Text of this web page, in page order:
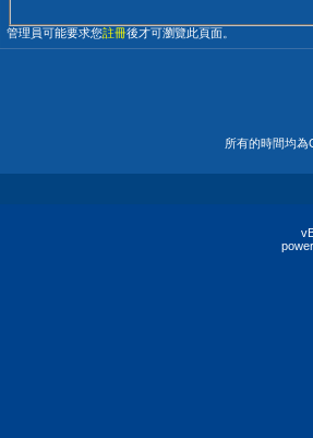
管理員可能要求您註冊後才可瀏覽此頁面。
所有的時間均為